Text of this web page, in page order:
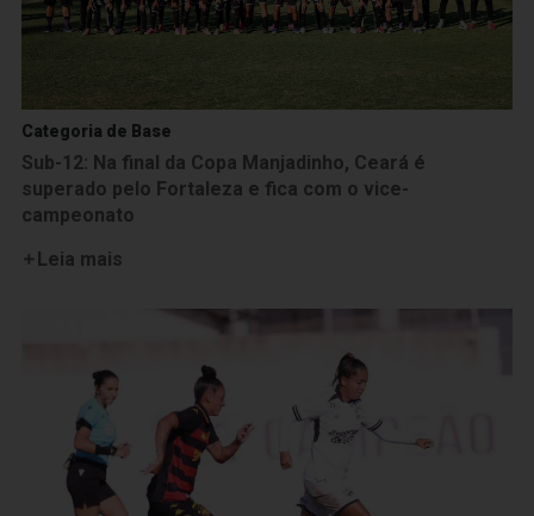
Categoria de Base
Sub-12: Na final da Copa Manjadinho, Ceará é
superado pelo Fortaleza e fica com o vice-
campeonato
Leia mais